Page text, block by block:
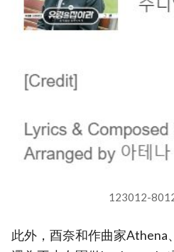
123012-
此外，酉奈和作曲家Athena